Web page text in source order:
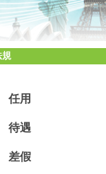
規
任用
待遇
差假